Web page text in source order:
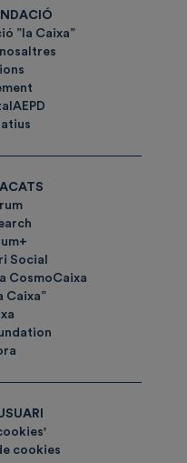
”la Caixa”
Social
CosmoCaixa
Caixa”
cookies